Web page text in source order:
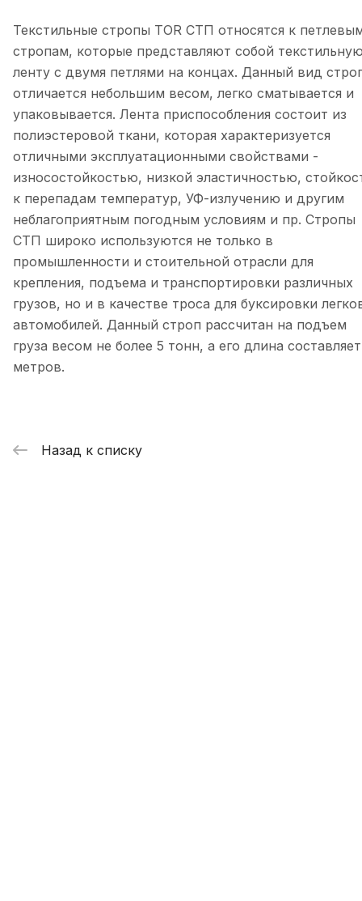
Текстильные стропы TOR СТП относятся к
стропам, которые представляют собой
ленту с двумя петлями на концах. Данный вид
отличается небольшим весом, легко сматывается и
упаковывается. Лента приспособления состоит из
полиэстеровой ткани, которая характеризуется
отличными эксплуатационными свойствами -
износостойкостью, низкой эластичностью,
к перепадам температур, УФ-излучению и другим
неблагоприятным погодным условиям и пр. Стропы
СТП широко используются не только в
промышленности и стоительной отрасли для
крепления, подъема и транспортировки различных
грузов, но и в качестве троса для буксировки
автомобилей. Данный строп рассчитан на подъем
груза весом не более 5 тонн, а его длина
метров.
Назад к списку